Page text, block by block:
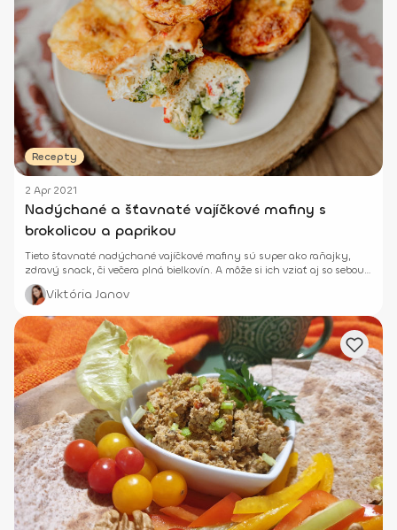
Recepty
2 Apr 2021
Nadýchané a šťavnaté vajíčkové mafiny s
brokolicou a paprikou
Tieto šťavnaté nadýchané vajíčkové mafiny sú super ako raňajky,
zdravý snack, či večera plná bielkovín. A môže si ich vziať aj so sebou
na cesty.
Viktória Janov